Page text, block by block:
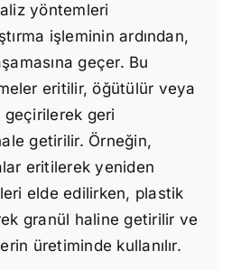
yöntemleri
işleminin ardından,
geçer. Bu
eritilir, öğütülür veya
geçirilerek geri
getirilir. Örneğin,
eritilerek yeniden
elde edilirken, plastik
granül haline getirilir ve
üretiminde kullanılır.